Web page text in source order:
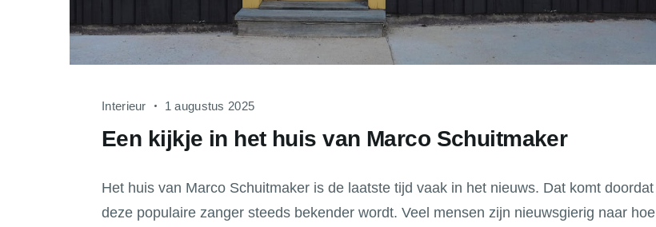
Interieur 1 augustus 2025
Een kijkje in het huis van Marco Schuitmaker
Het huis van Marco Schuitmaker is de laatste tijd vaak in het nieuws. Dat komt doordat
deze populaire zanger steeds bekender wordt. Veel mensen zijn nieuwsgierig naar hoe